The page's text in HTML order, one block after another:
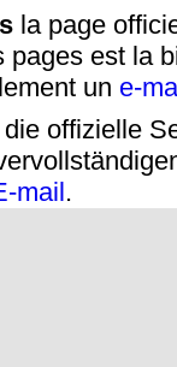
la page
pages est la
un e-
die offizielle
mail .